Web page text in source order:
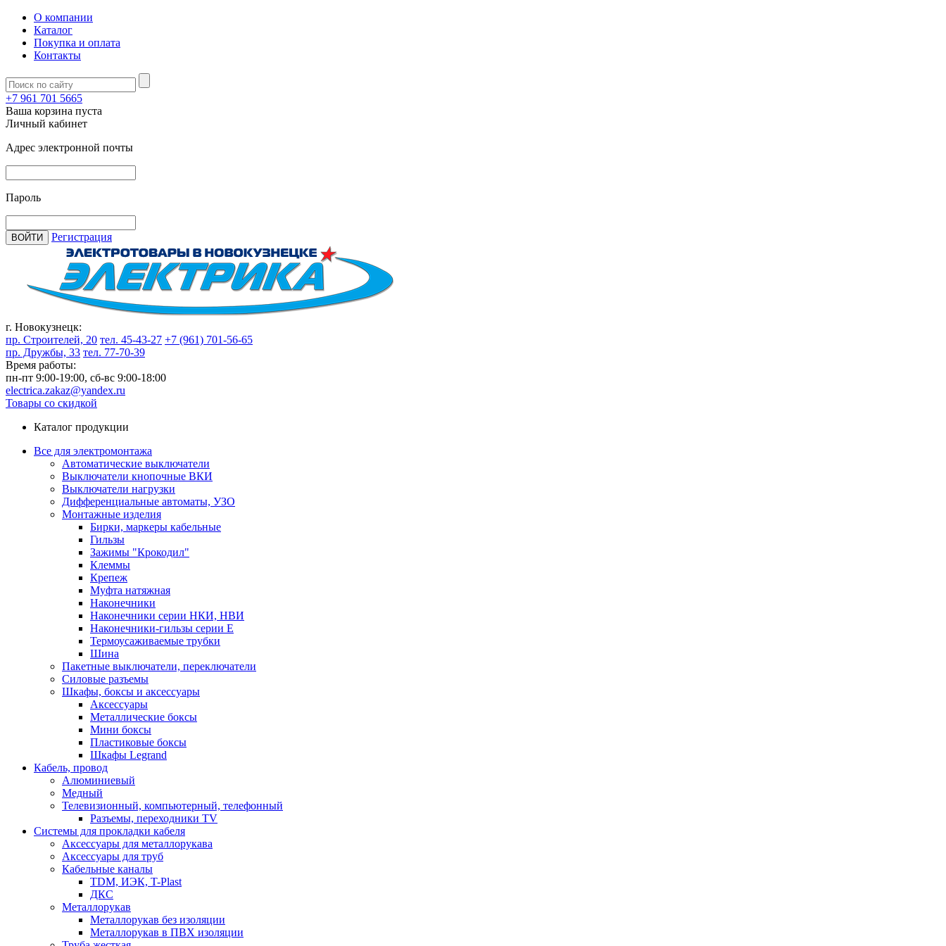
О компании
Каталог
Покупка и оплата
Контакты
+7 961 701 5665
Ваша корзина пуста
Личный кабинет
Адрес электронной почты
Пароль
ВОЙТИ Регистрация
г. Новокузнецк:
пр. Строителей, 20 тел. 45-43-27 +7 (961) 701-56-65
пр. Дружбы, 33 тел. 77-70-39
Время работы:
пн-пт 9:00-19:00, сб-вс 9:00-18:00
electrica.zakaz@yandex.ru
Товары со скидкой
Каталог продукции
Все для электромонтажа
Автоматические выключатели
Выключатели кнопочные ВКИ
Выключатели нагрузки
Дифференциальные автоматы, УЗО
Монтажные изделия
Бирки, маркеры кабельные
Гильзы
Зажимы "Крокодил"
Клеммы
Крепеж
Муфта натяжная
Наконечники
Наконечники серии НКИ, НВИ
Наконечники-гильзы серии Е
Термоусаживаемые трубки
Шина
Пакетные выключатели, переключатели
Силовые разъемы
Шкафы, боксы и аксессуары
Аксессуары
Металлические боксы
Мини боксы
Пластиковые боксы
Шкафы Legrand
Кабель, провод
Алюминиевый
Медный
Телевизионный, компьютерный, телефонный
Разъемы, переходники TV
Системы для прокладки кабеля
Аксессуары для металлорукава
Аксессуары для труб
Кабельные каналы
TDM, ИЭК, T-Plast
ДКС
Металлорукав
Металлорукав без изоляции
Металлорукав в ПВХ изоляции